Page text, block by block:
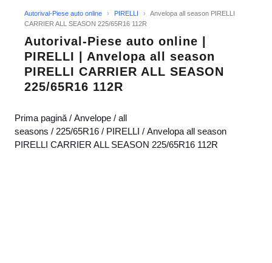
Autorival-Piese auto online › PIRELLI ›
Anvelopa all season PIRELLI
CARRIER ALL SEASON 225/65R16 112R
Autorival-Piese auto online |
PIRELLI | Anvelopa all season
PIRELLI CARRIER ALL SEASON
225/65R16 112R
Prima pagină / Anvelope / all
seasons / 225/65R16 / PIRELLI / Anvelopa all season
PIRELLI CARRIER ALL SEASON 225/65R16 112R